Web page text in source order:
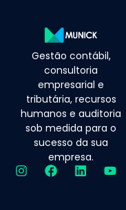
Gestão contábil,
consultoria
empresarial e
tributária, recursos
humanos e auditoria
sob medida para o
sucesso da sua
empresa.